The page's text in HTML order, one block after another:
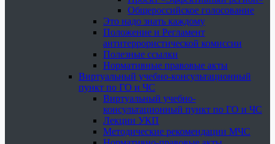
Общероссийское голосование
Это надо знать каждому
Положение и Регламент
антитеррористической комиссии
Полезные ссылки
Нормативные правовые акты
Виртуальный учебно-консультационный
пункт по ГО и ЧС
Виртуальный учебно-
консультационный пункт по ГО и ЧС
Лекции УКП
Методические рекомендации МЧС